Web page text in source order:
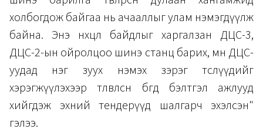
холбогдож байгаа нь ачааллыг улам нэмэгдүүлж
байна. Энэ нөхцөл байдлыг харгалзан ДЦС-3,
ДЦС-2-ын ойролцоо шинэ станц барих, мөн ДЦС-
уудад нэг зуух нэмэх зэрэг төслүүдийг
хэрэгжүүлэхээр төлөвлөсөн бөгөөд бэлтгэл ажлууд
хийгдэж эхний тендерүүд шалгарч эхэлсэн"
гэлээ.